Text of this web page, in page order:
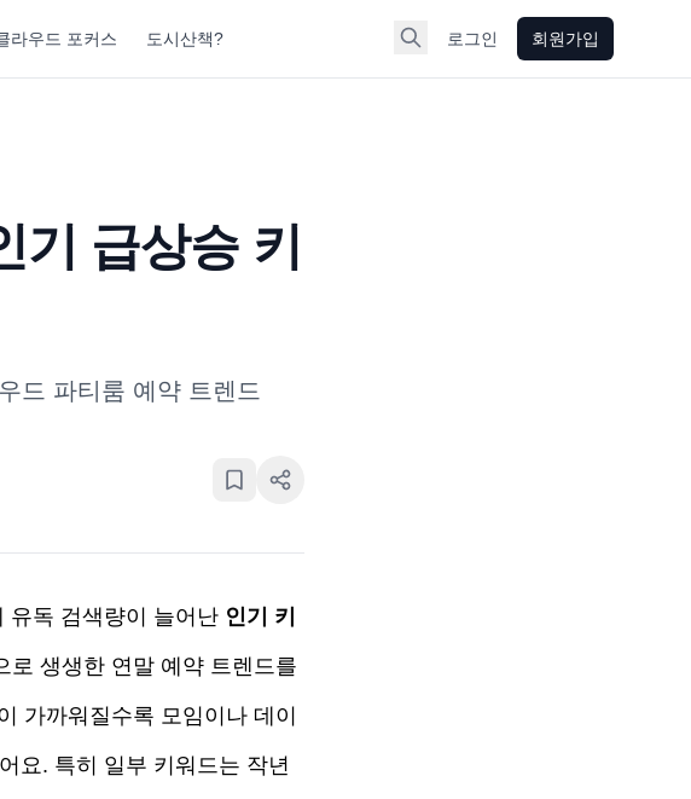
라우드 포커스 도시산책? 로그인 회원가입
기 급상승 키
드 파티룸 예약 트렌드
유독 검색량이 늘어난 인기 키
로 생생한 연말 예약 트렌드를
가까워질수록 모임이나 데이
요. 특히 일부 키워드는 작년